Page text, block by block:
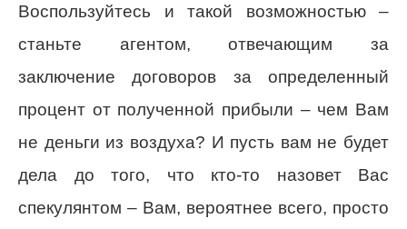
Воспользуйтесь и такой возможностью –
станьте агентом, отвечающим за
заключение договоров за определенный
процент от полученной прибыли – чем Вам
не деньги из воздуха? И пусть вам не будет
дела до того, что кто-то назовет Вас
спекулянтом – Вам, вероятнее всего, просто